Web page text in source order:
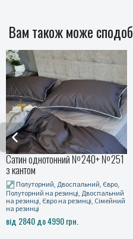
Вам також може
№251
Євро,
Сімейний
Сатин однотонний
Полуторний,
Полуторний на резинці,
на резинці, Євро на
від 2530 до 4680 грн.